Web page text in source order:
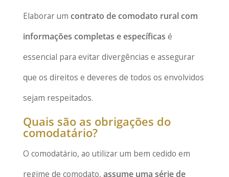
Elaborar um contrato de comodato rural com
informações completas e específicas é
essencial para evitar divergências e assegurar
que os direitos e deveres de todos os envolvidos
sejam respeitados.
Quais são as obrigações do
comodatário?
O comodatário, ao utilizar um bem cedido em
regime de comodato, assume uma série de